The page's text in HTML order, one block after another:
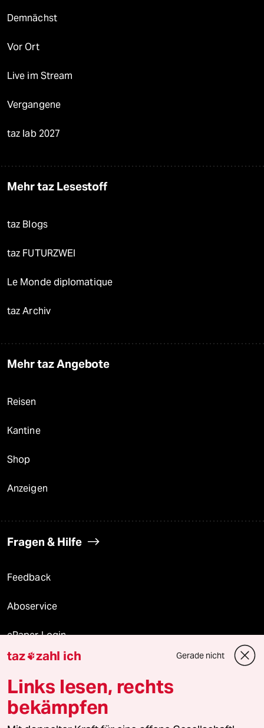
Demnächst
Vor Ort
Live im Stream
Vergangene
taz lab 2027
Mehr taz Lesestoff
taz Blogs
taz FUTURZWEI
Le Monde diplomatique
taz Archiv
Mehr taz Angebote
Reisen
Kantine
Shop
Anzeigen
Fragen & Hilfe
Feedback
Aboservice
ePaper Login
Downloads für Abonnierende
© 2026 taz Verlags und Vertriebs GmbH
taz zahl ich Gerade nicht
Links lesen, rechts
bekämpfen